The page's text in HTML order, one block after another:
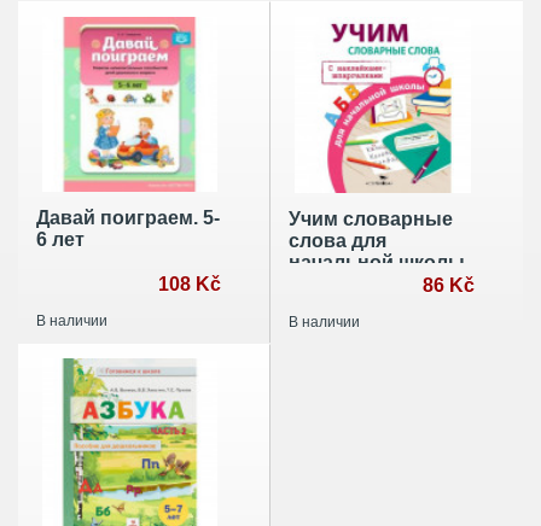
Давай поиграем. 5-
6 лет
108 Kč
В наличии
Учим словарные
слова для
начальной школы
с накл.-шпаргалк
86 Kč
В наличии